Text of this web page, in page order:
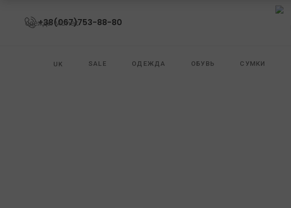
+38(067)753-88-80
UK SALE ОДЕЖДА ОБУВЬ СУМКИ